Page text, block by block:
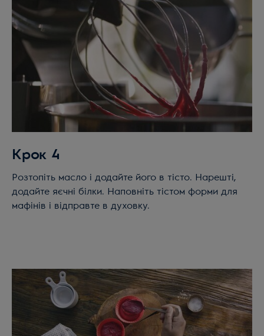
Крок 4
Розтопіть масло і додайте його в тісто. Нарешті,
додайте яєчні білки. Наповніть тістом форми для
мафінів і відправте в духовку.